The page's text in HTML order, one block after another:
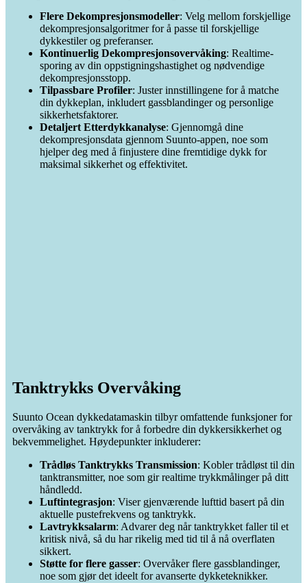
Flere Dekompresjonsmodeller: Velg mellom forskjellige
dekompresjonsalgoritmer for å passe til forskjellige
dykkestiler og preferanser.
Kontinuerlig Dekompresjonsovervåking: Realtime-
sporing av din oppstigningshastighet og nødvendige
dekompresjonsstopp.
Tilpassbare Profiler: Juster innstillingene for å matche
din dykkeplan, inkludert gassblandinger og personlige
sikkerhetsfaktorer.
Detaljert Etterdykkanalyse: Gjennomgå dine
dekompresjonsdata gjennom Suunto-appen, noe som
hjelper deg med å finjustere dine fremtidige dykk for
maksimal sikkerhet og effektivitet.
Tanktrykks Overvåking
Suunto Ocean dykkedatamaskin tilbyr omfattende funksjoner for
overvåking av tanktrykk for å forbedre din dykkersikkerhet og
bekvemmelighet. Høydepunkter inkluderer:
Trådløs Tanktrykks Transmission: Kobler trådløst til din
tanktransmitter, noe som gir realtime trykkmålinger på ditt
håndledd.
Luftintegrasjon: Viser gjenværende lufttid basert på din
aktuelle pustefrekvens og tanktrykk.
Lavtrykksalarm: Advarer deg når tanktrykket faller til et
kritisk nivå, så du har rikelig med tid til å nå overflaten
sikkert.
Støtte for flere gasser: Overvåker flere gassblandinger,
noe som gjør det ideelt for avanserte dykketeknikker.